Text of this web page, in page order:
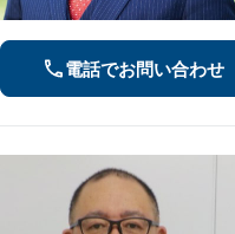
電話でお問い合わせ